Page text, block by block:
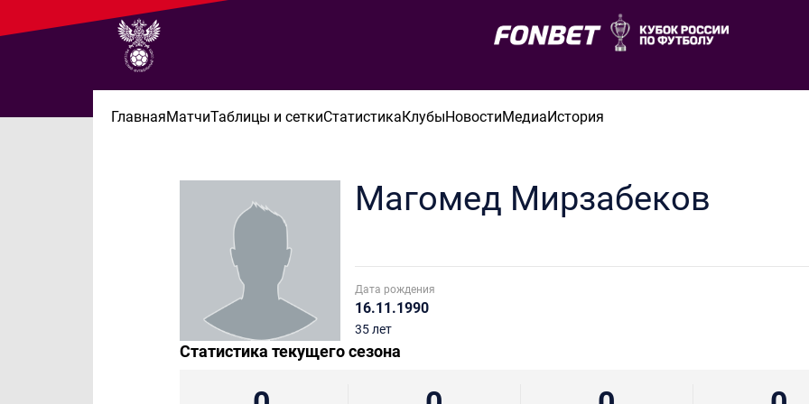
ГлавнаяМатчиТаблицы и сеткиСтатистикаКлубыНовостиМедиаИстория
Магомед Мирзабеков
Дата рождения
16.11.1990
35 лет
Статистика текущего сезона